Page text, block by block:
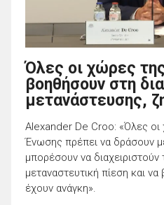
Όλες οι χώρες
βοηθήσουν στη
μετανάστευσης,
Alexander De Croo: «Όλες
Ένωσης πρέπει να δράσουν
μπορέσουν να διαχειριστούν
μεταναστευτική πίεση και
έχουν ανάγκη».